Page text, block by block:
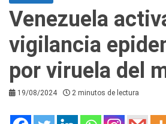
Venezuela
vigilancia
por viruela del
19/08/2024 2 minutos de lectura